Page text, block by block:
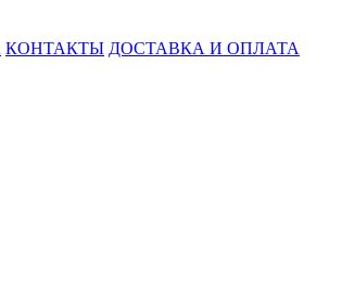
КОНТАКТЫ ДОСТАВКА И ОПЛАТА